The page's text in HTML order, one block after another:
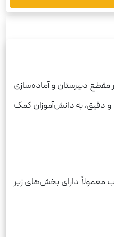
در مقطع دبیرستان و آماده‌سازی
کنکور سراسری و سایر آزمون‌های علمی، کتاب سیگنال ۲۰ با ارائه محتوای جامع و دقیق، به دانش‌آموزان کمک
معمولاً دارای بخش‌های زیر